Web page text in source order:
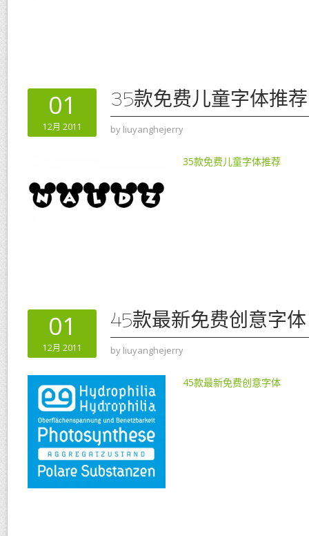
01
12月 2011
35款免费儿童字体推荐
by liuyanghejerry
35款免费儿童字体推荐
01
12月 2011
45款最新免费创意字体
by liuyanghejerry
45款最新免费创意字体